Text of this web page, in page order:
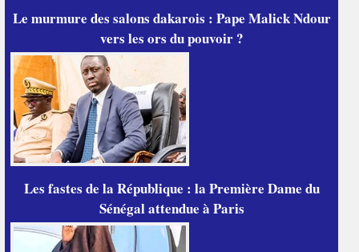
Le murmure des salons dakarois : Pape Malick Ndour
vers les ors du pouvoir ?
Les fastes de la République : la Première Dame du
Sénégal attendue à Paris